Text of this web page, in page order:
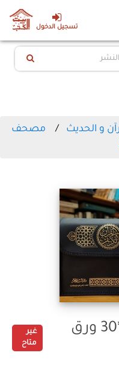
تسجيل الدخول
و الحديث
مصحف
مصحف شنطة جلد 1*30 ورق
غير
متاح